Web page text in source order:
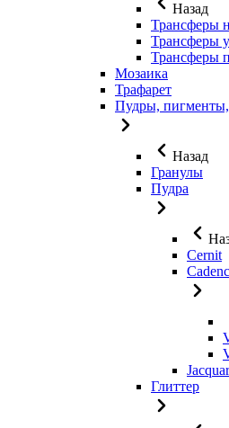
Назад
Трансферы
Трансферы
Трансферы
Мозаика
Трафарет
Пудры, пигменты,
Назад
Гранулы
Пудра
Cernit
Глиттер